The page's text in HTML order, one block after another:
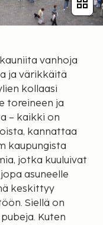
vanhoja
ja värikkäitä
kollaasi
toreineen ja
– kaikki on
kannattaa
kaupungista
jotka kuuluivat
asuneelle
keskittyy
Siellä on
Kuten